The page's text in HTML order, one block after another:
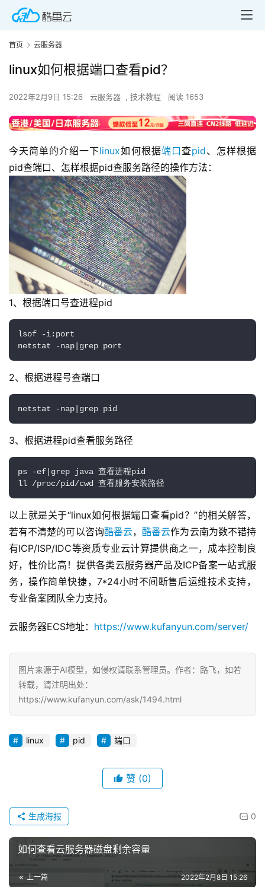
首
页
产
品
互
联
网
+
首页 云服务器
linux如何根据端口查看pid？
2022年2月9日 15:26 云服务器 , 技术教程 阅读 1653
今天简单的介绍一下linux如何根据端口查pid、怎样根据
pid查端口、怎样根据pid查服务路径的操作方法：
1、根据端口号查进程pid
lsof -i:port
netstat -nap|grep port
2、根据进程号查端口
netstat -nap|grep pid
3、根据进程pid查看服务路径
ps -ef|grep java 查看进程pid
ll /proc/pid/cwd 查看服务安装路径
以上就是关于“linux如何根据端口查看pid？”的相关解答，
若有不清楚的可以咨询酷番云，酷番云作为云南为数不错持
有ICP/ISP/IDC等资质专业云计算提供商之一，成本控制良
好，性价比高！提供各类云服务器产品及ICP备案一站式服
务，操作简单快捷，7*24小时不间断售后运维技术支持，
专业备案团队全力支持。
云服务器ECS地址： https://www.kufanyun.com/server/
图片来源于AI模型，如侵权请联系管理员。作者：路飞，如若
转载，请注明出处：
https://www.kufanyun.com/ask/1494.html
linux pid 端口
赞 (0)
0
生成海报
如何查看云服务器磁盘剩余容量
上一篇 2022年2月8日 15:26